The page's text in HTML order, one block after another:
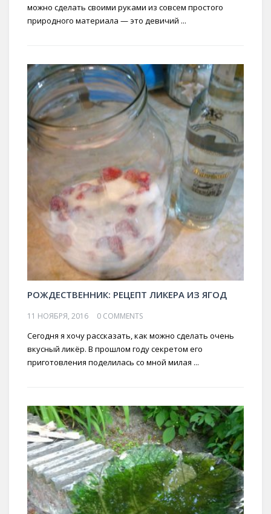
можно сделать своими руками из совсем простого
природного материала — это девичий ...
РОЖДЕСТВЕННИК: РЕЦЕПТ ЛИКЕРА ИЗ ЯГОД
11 НОЯБРЯ, 2016 0 COMMENTS
Сегодня я хочу рассказать, как можно сделать очень
вкусный ликёр. В прошлом году секретом его
приготовления поделилась со мной милая ...